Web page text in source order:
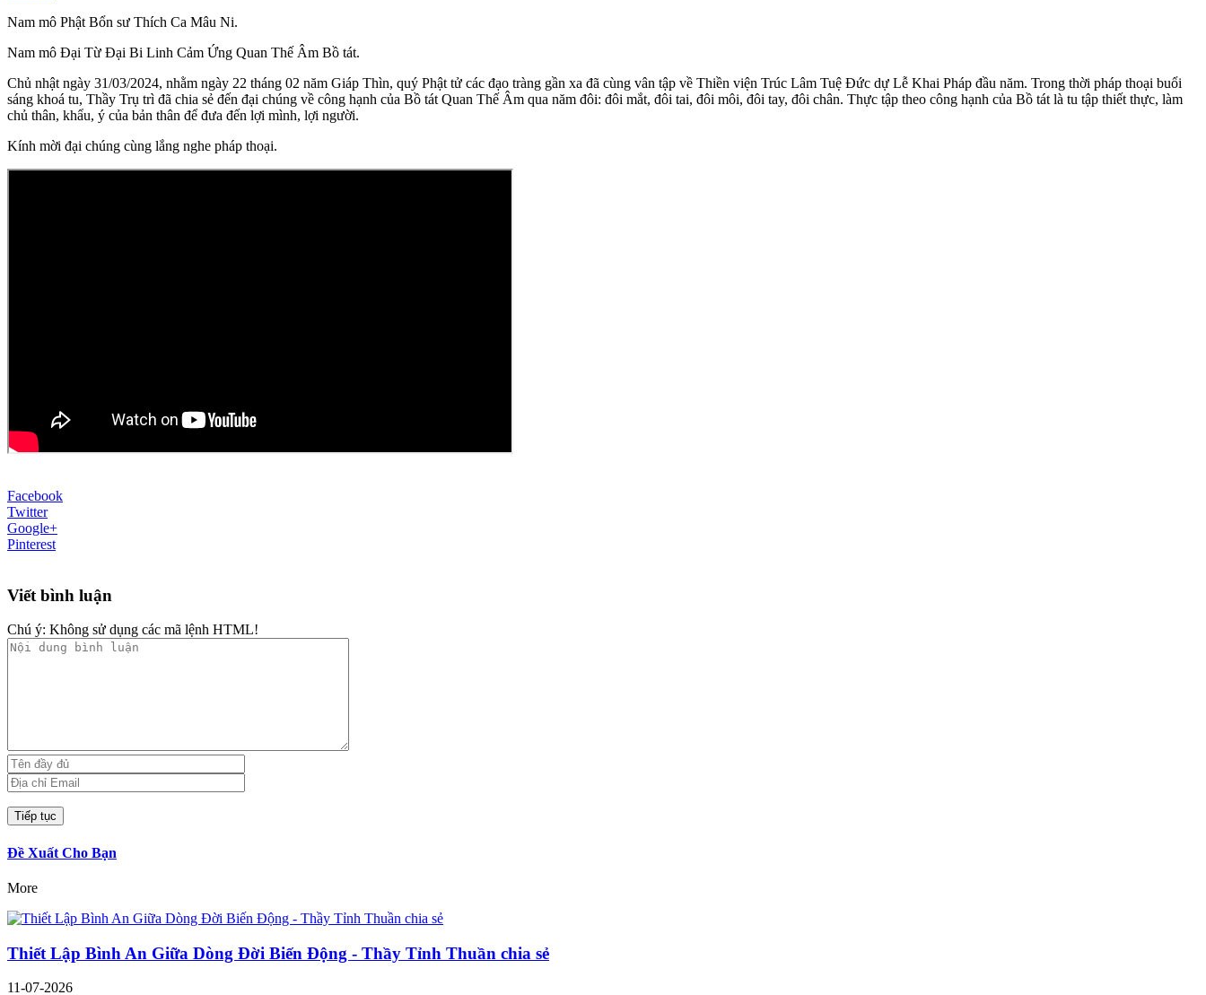
Nam mô Phật Bổn sư Thích Ca Mâu Ni.
Nam mô Đại Từ Đại Bi Linh Cảm Ứng Quan Thế Âm Bồ tát.
Chủ nhật ngày 31/03/2024, nhằm ngày 22 tháng 02 năm Giáp Thìn, quý Phật tử các đạo tràng gần xa đã cùng vân tập về Thiền viện Trúc Lâm Tuệ Đức dự Lễ Khai Pháp đầu năm. Trong thời pháp thoại buổi
sáng khoá tu, Thầy Trụ trì đã chia sẻ đến đại chúng về công hạnh của Bồ tát Quan Thế Âm qua năm đôi: đôi mắt, đôi tai, đôi môi, đôi tay, đôi chân. Thực tập theo công hạnh của Bồ tát là tu tập thiết thực, làm
chủ thân, khẩu, ý của bản thân để đưa đến lợi mình, lợi người.
Kính mời đại chúng cùng lắng nghe pháp thoại.
Facebook
Twitter
Google+
Pinterest
Viết bình luận
Chú ý: Không sử dụng các mã lệnh HTML!
Đề Xuất Cho Bạn
More
Thiết Lập Bình An Giữa Dòng Đời Biến Động - Thầy Tỉnh Thuần chia sẻ
11-07-2026